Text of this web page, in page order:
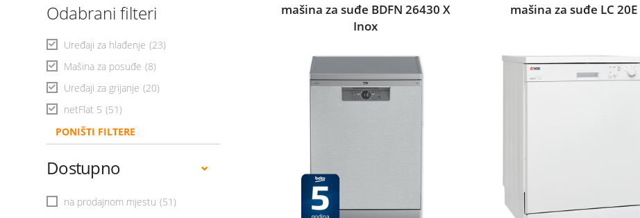
Odabrani filteri
Uređaji za hlađenje (23)
Mašina za posuđe (8)
Uređaji za grijanje (20)
netFlat 5 (51)
PONIŠTI FILTERE
Dostupno
na prodajnom mjestu (51)
mašina za suđe BDFN 26430 X
Inox
mašina za suđe LC 20E